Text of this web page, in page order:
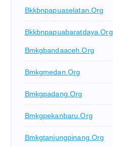
Bkkbnpapuaselatan.org
Bkkbnpapuabaratdaya.org
Bmkgbandaaceh.org
Bmkgmedan.org
Bmkgpadang.org
Bmkgpekanbaru.org
Bmkgtanjungpinang.org